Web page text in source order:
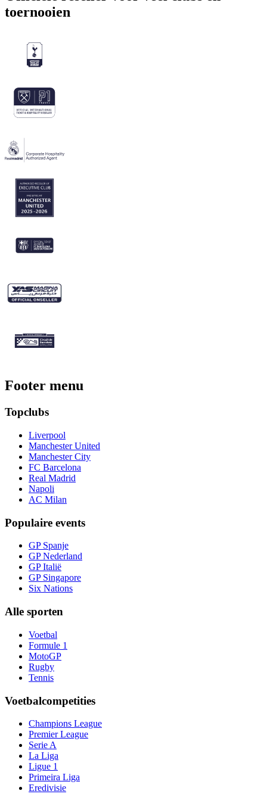
toernooien
Footer menu
Topclubs
Liverpool
Manchester United
Manchester City
FC Barcelona
Real Madrid
Napoli
AC Milan
Populaire events
GP Spanje
GP Nederland
GP Italië
GP Singapore
Six Nations
Alle sporten
Voetbal
Formule 1
MotoGP
Rugby
Tennis
Voetbalcompetities
Champions League
Premier League
Serie A
La Liga
Ligue 1
Primeira Liga
Eredivisie